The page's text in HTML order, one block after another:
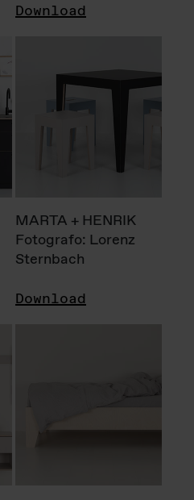
Download
MARTA + HENRIK
Fotografo: Lorenz
Sternbach
Download